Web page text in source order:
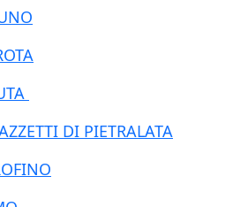
DI PIETRALATA